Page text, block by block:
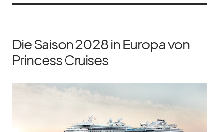
Die Saison 2028 in Europa von
Princess Cruises